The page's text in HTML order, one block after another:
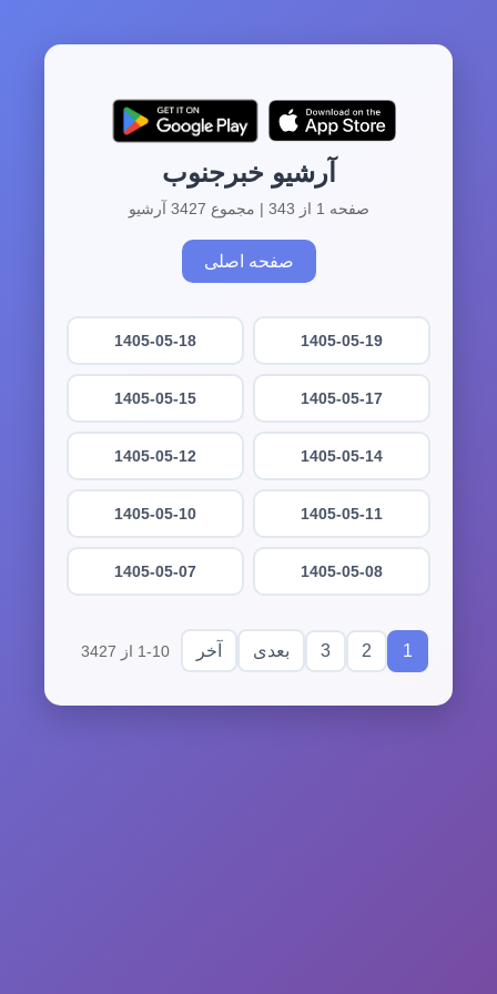
آرشیو خبرجنوب
صفحه 1 از 343 | مجموع 3427 آرشیو
صفحه اصلی
1405-05-19
1405-05-18
1405-05-17
1405-05-15
1405-05-14
1405-05-12
1405-05-11
1405-05-10
1405-05-08
1405-05-07
1
2
3 بعدی آخر 1-10 از 3427